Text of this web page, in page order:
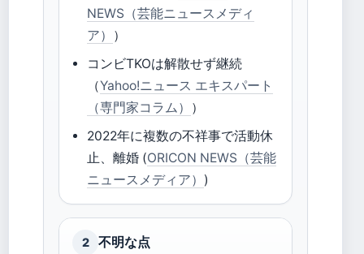
NEWS（芸能ニュースメディ
ア） ）
コンビTKOは解散せず継続
（Yahoo!ニュース エキスパート
（専門家コラム） ）
2022年に複数の不祥事で活動休
止、離婚 (ORICON NEWS（芸能
ニュースメディア） )
2 不明な点